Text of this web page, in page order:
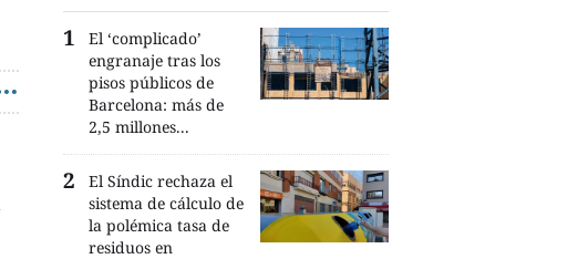
El ‘complicado’
engranaje tras los
pisos públicos de
Barcelona: más de
2,5 millones...
El Síndic rechaza el
sistema de cálculo de
la polémica tasa de
residuos en